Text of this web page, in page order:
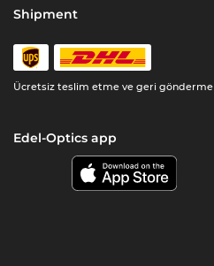
Shipment
Ücretsiz teslim etme ve geri gönderme
Edel-Optics app